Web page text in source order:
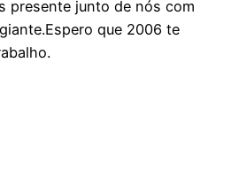
presente junto de nós com
que 2006 te